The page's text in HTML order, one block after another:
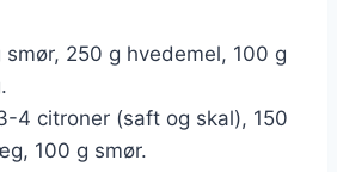
smør, 250 g hvedemel, 100 g
4 citroner (saft og skal), 150
100 g smør.